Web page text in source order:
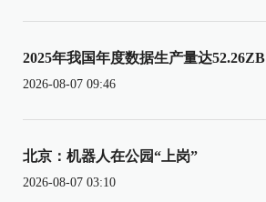
2025年我国年度数据生产量达52.26ZB
2026-08-07 09:46
北京：机器人在公园“上岗”
2026-08-07 03:10